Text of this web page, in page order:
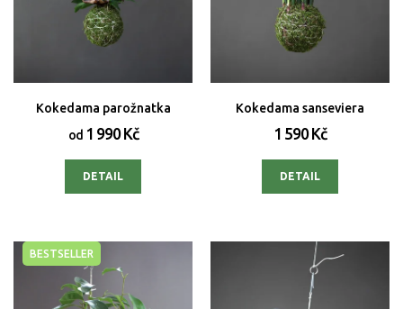
Kokedama parožnatka
od1 990 Kč
DETAIL
Kokedama sanseviera
1 590 Kč
DETAIL
BESTSELLER